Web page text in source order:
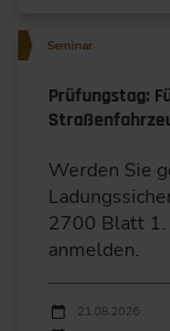
Seminar
Prüfungstag:
Werden Sie
2700 Blatt 1.
anmelden.
Durchführungen
Veranstaltungsdatum
21.08.2026